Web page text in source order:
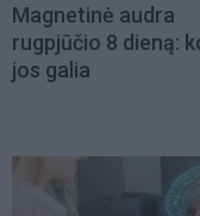
Magnetinė audra
rugpjūčio 8 dieną:
jos galia